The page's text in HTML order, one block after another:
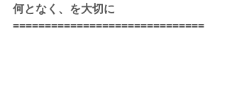
何となく、を大切に
==============================